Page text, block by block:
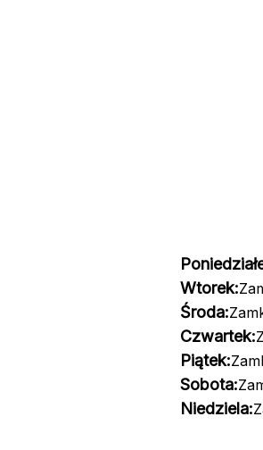
Wtorek:
Środa:
Czwartek:
Piątek:
Sobota:
Niedziela: